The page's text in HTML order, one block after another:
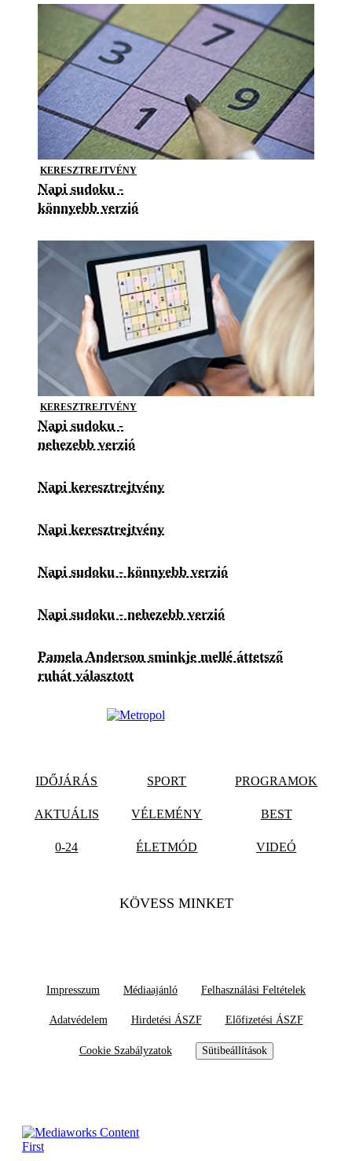
KERESZTREJTVÉNY
Napi sudoku -
könnyebb verzió
KERESZTREJTVÉNY
Napi sudoku -
nehezebb verzió
Napi keresztrejtvény
Napi keresztrejtvény
Napi sudoku - könnyebb verzió
Napi sudoku - nehezebb verzió
Pamela Anderson sminkje mellé áttetsző
ruhát választott
IDŐJÁRÁS SPORT PROGRAMOK
AKTUÁLIS VÉLEMÉNY BEST
0-24 ÉLETMÓD VIDEÓ
KÖVESS MINKET
Impresszum Médiaajánló Felhasználási Feltételek
Adatvédelem Hirdetési ÁSZF Előfizetési ÁSZF
Cookie Szabályzatok Sütibeállítások